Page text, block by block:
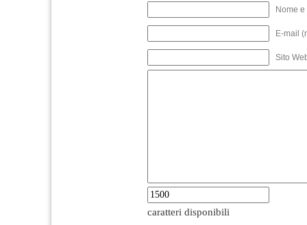
Nome
E-mail
Sito
caratteri disponibili